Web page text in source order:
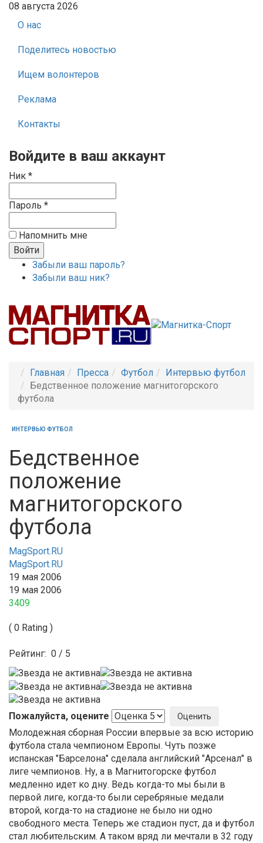
08 августа 2026
О нас
Поделитесь новостью
Ищем волонтеров
Реклама
Контакты
Войдите в ваш аккаунт
Ник *
Пароль *
Напомнить мне
Забыли ваш пароль?
Забыли ваш ник?
Главная Пресса Футбол
Интервью футбол
Бедственное положение магнитогорского
футбола
ИНТЕРВЬЮ ФУТБОЛ
Бедственное
положение
магнитогорского
футбола
MagSport.RU
MagSport.RU
19 мая 2006
19 мая 2006
3409
( 0 Rating )
Рейтинг: 0 / 5
Пожалуйста, оцените
Молодежная сборная России впервые за всю историю
футбола стала чемпионом Европы. Чуть позже
испанская "Барселона" сделала английский "Арсенал" в
лиге чемпионов. Ну, а в Магнитогорске футбол
медленно идет ко дну. Ведь когда-то мы были в
первой лиге, когда-то были серебряные медали
второй, когда-то на стадионе не было ни одно
свободного места. Теперь же стадион пуст, да и футбол
стал любительским. А таком вряд ли мечтали в 32 году